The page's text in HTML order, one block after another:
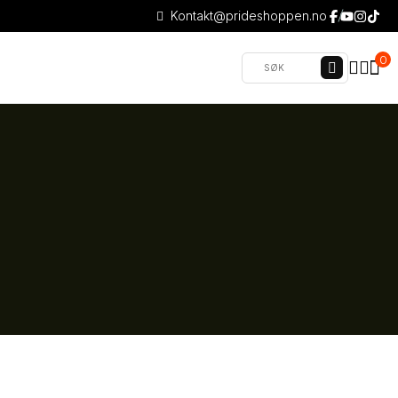
Kontakt@prideshoppen.no
0